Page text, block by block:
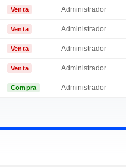
Venta Administrador
Venta Administrador
Venta Administrador
Venta Administrador
Compra Administrador